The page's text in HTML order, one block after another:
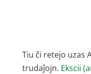
Tiu ĉi retejo uzas
trudaĵojn. Ekscii